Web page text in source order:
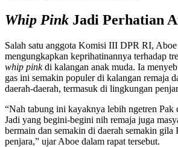
Whip Pink Jadi Perhatian
Salah satu anggota Komisi III DPR RI,
mengungkapkan keprihatinannya terhadap
whip pinkdi kalangan anak muda. Ia
gas ini semakin populer di kalangan remaja
daerah-daerah, termasuk di lingkungan
“Nah tabung ini kayaknya lebih ngetren Pak
Jadi yang begini-begini nih remaja juga
bermain dan semakin di daerah semakin gila
penjara,” ujar Aboe dalam rapat tersebut.